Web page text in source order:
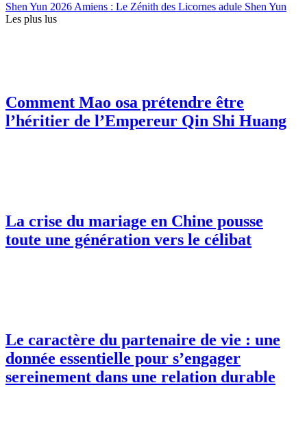
Shen Yun 2026 Amiens : Le Zénith des Licornes adule Shen Yun
Les plus lus
Comment Mao osa prétendre être
l’héritier de l’Empereur Qin Shi Huang
La crise du mariage en Chine pousse
toute une génération vers le célibat
Le caractère du partenaire de vie : une
donnée essentielle pour s’engager
sereinement dans une relation durable